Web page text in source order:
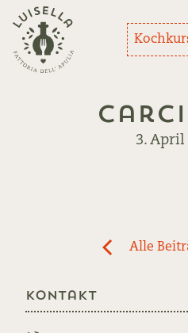
Zurück zur Startseite
3. April
Alle
Kontakt